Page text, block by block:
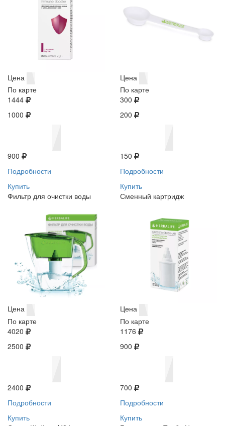
Цена
По карте
1444
1000
900
Подробности
Купить
Цена
По карте
300
200
150
Подробности
Купить
Фильтр для очистки воды
Цена
По карте
4020
2500
2400
Подробности
Купить
Сменный картридж
Цена
По карте
1176
900
700
Подробности
Купить